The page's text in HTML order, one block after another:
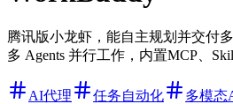
腾讯版小龙虾，能自主规划并交付
多 Agents 并行工作，内置MCP、
AI代理 任务自动化 多模态